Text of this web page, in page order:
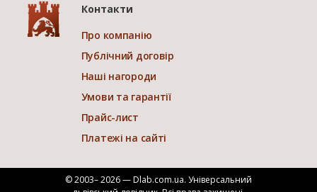
Контакти
Про компанію
Публічний договір
Наші нагороди
Умови та гарантії
Прайс-лист
Платежі на сайті
© 2003– 2026 — Dlab.com.ua. Універсальний